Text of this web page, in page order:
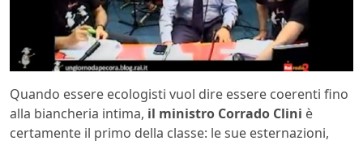
Quando essere ecologisti vuol dire essere coerenti fino
alla biancheria intima, il ministro Corrado Clini è
certamente il primo della classe: le sue esternazioni,